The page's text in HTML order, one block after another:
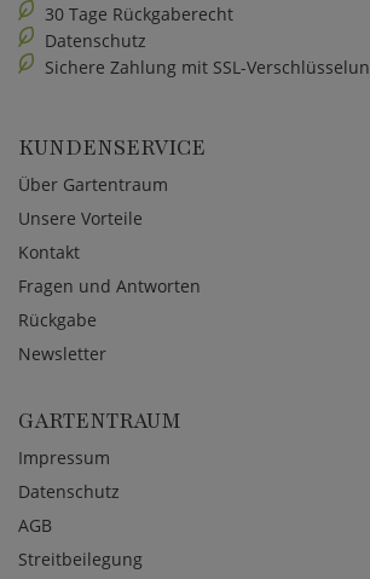
30 Tage Rückgaberecht
Datenschutz
Sichere Zahlung mit SSL-
KUNDENSERVICE
Über Gartentraum
Unsere Vorteile
Kontakt
Fragen und Antworten
Rückgabe
Newsletter
GARTENTRAUM
Impressum
Datenschutz
AGB
Streitbeilegung